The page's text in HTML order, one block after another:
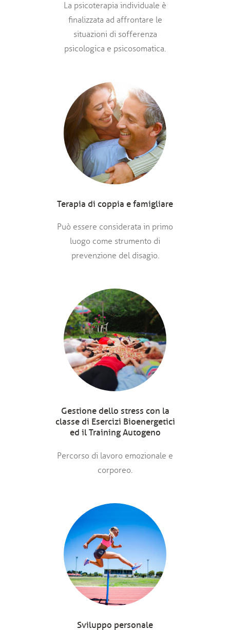
La psicoterapia individuale è
finalizzata ad affrontare le
situazioni di sofferenza
psicologica e psicosomatica.
Terapia di coppia e famigliare
Può essere considerata in primo
luogo come strumento di
prevenzione del disagio.
Gestione dello stress con la
classe di Esercizi Bioenergetici
ed il Training Autogeno
Percorso di lavoro emozionale e
corporeo.
Sviluppo personale